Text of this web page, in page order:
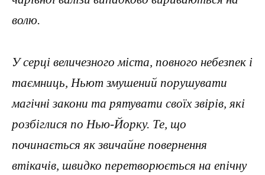
волю.
У серці величезного міста, повного небезпек і
таємниць, Ньют змушений порушувати
магічні закони та рятувати своїх звірів, які
розбіглися по Нью-Йорку. Те, що
починається як звичайне повернення
втікачів, швидко перетворюється на епічну